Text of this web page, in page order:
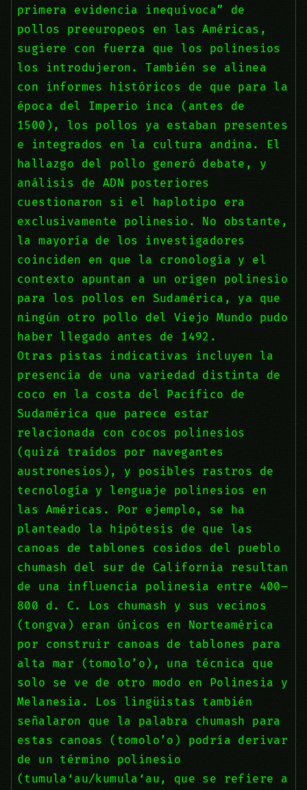
primera evidencia inequívoca” de
pollos preeuropeos en las Américas,
sugiere con fuerza que los polinesios
los introdujeron. También se alinea
con informes históricos de que para la
época del Imperio inca (antes de
1500), los pollos ya estaban presentes
e integrados en la cultura andina. El
hallazgo del pollo generó debate, y
análisis de ADN posteriores
cuestionaron si el haplotipo era
exclusivamente polinesio. No obstante,
la mayoría de los investigadores
coinciden en que la cronología y el
contexto apuntan a un origen polinesio
para los pollos en Sudamérica, ya que
ningún otro pollo del Viejo Mundo pudo
haber llegado antes de 1492.
Otras pistas indicativas incluyen la
presencia de una variedad distinta de
coco en la costa del Pacífico de
Sudamérica que parece estar
relacionada con cocos polinesios
(quizá traídos por navegantes
austronesios), y posibles rastros de
tecnología y lenguaje polinesios en
las Américas. Por ejemplo, se ha
planteado la hipótesis de que las
canoas de tablones cosidos del pueblo
chumash del sur de California resultan
de una influencia polinesia entre 400–
800 d. C. Los chumash y sus vecinos
(tongva) eran únicos en Norteamérica
por construir canoas de tablones para
alta mar (tomolo’o), una técnica que
solo se ve de otro modo en Polinesia y
Melanesia. Los lingüistas también
señalaron que la palabra chumash para
estas canoas (tomolo’o) podría derivar
de un término polinesio
(tumulaʻau/kumulaʻau, que se refiere a